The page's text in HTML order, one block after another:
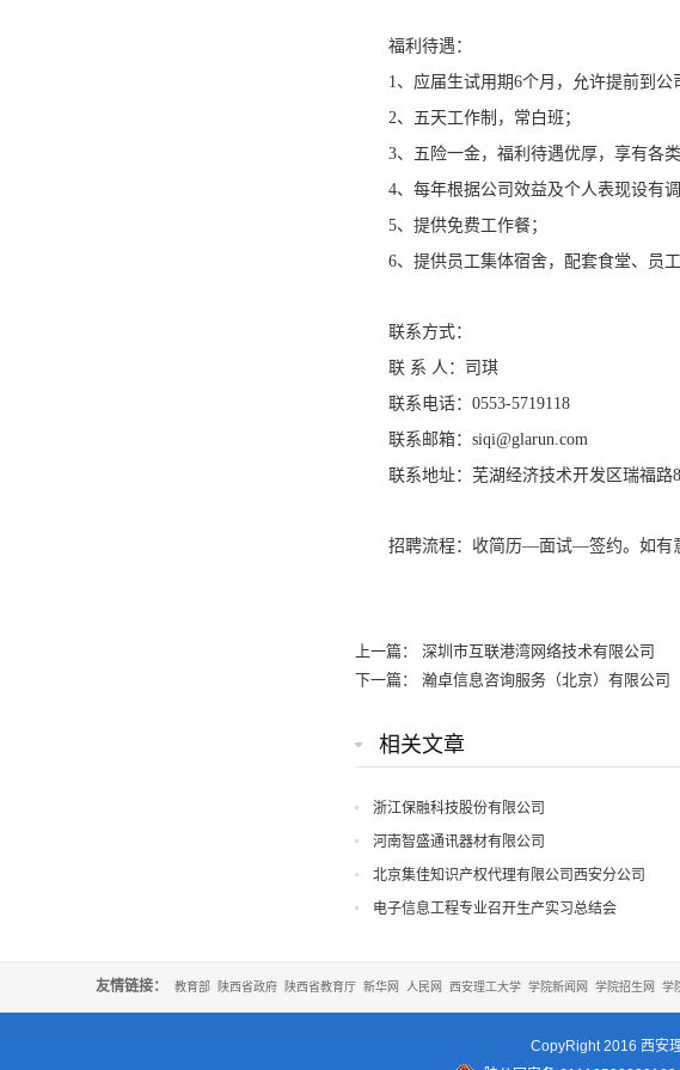
福利待遇：
1、应届生试用期6个月，允许提前到公
2、五天工作制，常白班；
3、五险一金，福利待遇优厚，享有各类
4、每年根据公司效益及个人表现设有调
5、提供免费工作餐；
6、提供员工集体宿舍，配套食堂、员工
联系方式：
联 系 人：司琪
联系电话：0553-5719118
联系邮箱：siqi@glarun.com
联系地址：芜湖经济技术开发区瑞福路
招聘流程：收简历—面试—签约。如有
上一篇： 深圳市互联港湾网络技术有限公司
下一篇： 瀚卓信息咨询服务（北京）有限公司
相关文章
浙江保融科技股份有限公司
河南智盛通讯器材有限公司
北京集佳知识产权代理有限公司西安分公司
电子信息工程专业召开生产实习总结会
友情链接： 教育部 陕西省政府 陕西省教育厅 新华网 人民网 西安理工大学 学院新闻网 学院招生网 学
CopyRight 2016 西安